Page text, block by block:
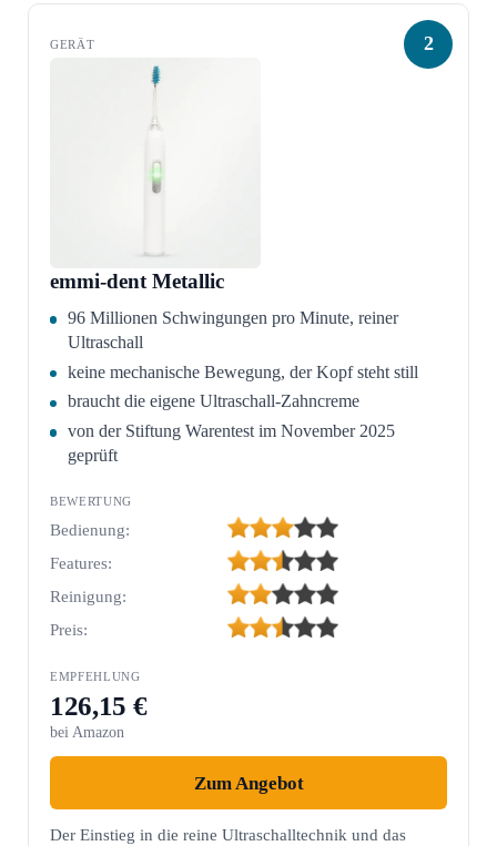
2
emmi-dent Metallic
96 Millionen Schwingungen pro Minute, reiner
Ultraschall
keine mechanische Bewegung, der Kopf steht still
braucht die eigene Ultraschall-Zahncreme
von der Stiftung Warentest im November 2025
geprüft
Bedienung:
Features:
Reinigung:
Preis:
126,15 €
bei Amazon
Zum Angebot
Der Einstieg in die reine Ultraschalltechnik und das